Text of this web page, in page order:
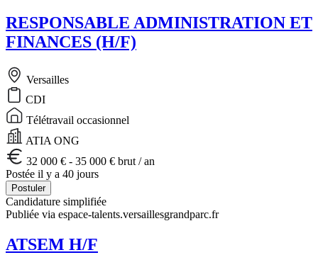
RESPONSABLE ADMINISTRATION ET
FINANCES (H/F)
Versailles
CDI
Télétravail occasionnel
ATIA ONG
32 000 € - 35 000 € brut / an
Postée il y a 40 jours
Postuler
Candidature simplifiée
Publiée via espace-talents.versaillesgrandparc.fr
ATSEM H/F